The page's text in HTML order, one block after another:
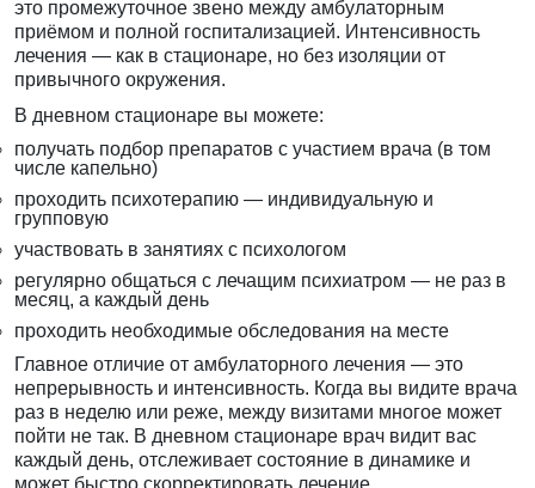
это промежуточное звено между амбулаторным
приёмом и полной госпитализацией. Интенсивность
лечения — как в стационаре, но без изоляции от
привычного окружения.
В дневном стационаре вы можете:
получать подбор препаратов с участием врача (в том
числе капельно)
проходить психотерапию — индивидуальную и
групповую
участвовать в занятиях с психологом
регулярно общаться с лечащим психиатром — не раз в
месяц, а каждый день
проходить необходимые обследования на месте
Главное отличие от амбулаторного лечения — это
непрерывность и интенсивность. Когда вы видите врача
раз в неделю или реже, между визитами многое может
пойти не так. В дневном стационаре врач видит вас
каждый день, отслеживает состояние в динамике и